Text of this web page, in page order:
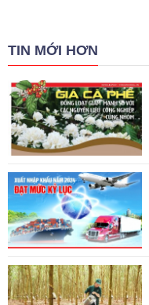
TIN MỚI HƠN